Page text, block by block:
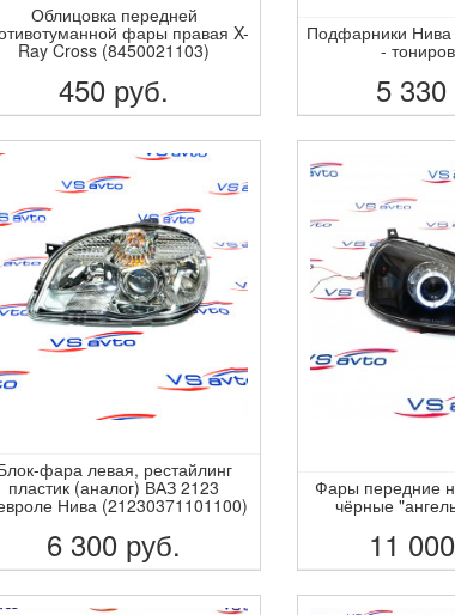
Облицовка передней
фары правая X-
Ray Cross (8450021103)
450 руб.
ПОДРОБНЕЕ
Подфарники
-
5 330
фара левая, рестайлинг
пластик (аналог) ВАЗ 2123
Нива (21230371101100)
6 300 руб.
ПОДРОБНЕЕ
Фары передние
чёрные
11 000